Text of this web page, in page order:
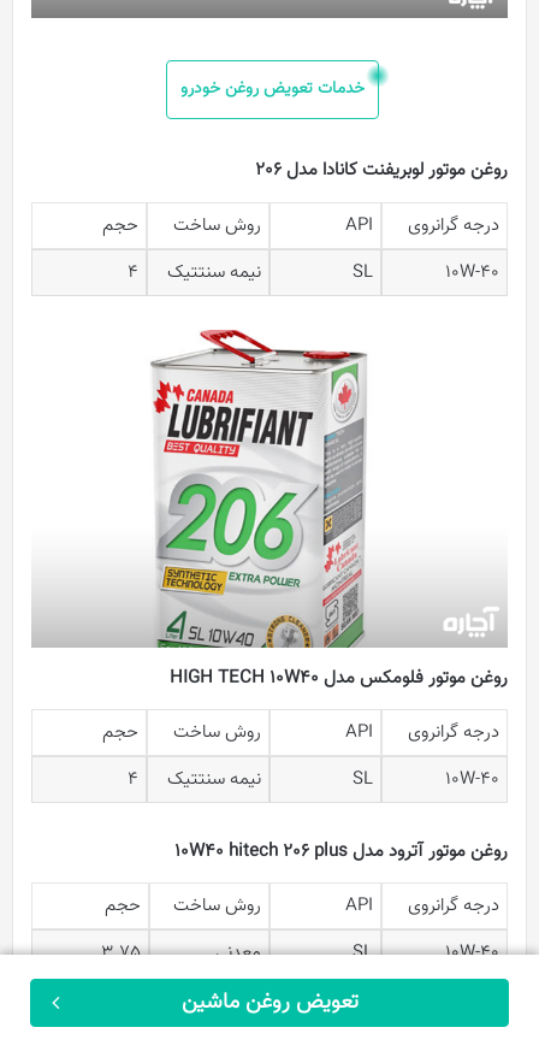
ثبت سفارش
خدمات تعویض روغن خودرو
روغن موتور لوبریفنت کانادا مدل 206
درجه گرانروی
API روش ساخت
حجم
10W-40
SL نیمه سنتتیک 4
روغن موتور فلومکس مدل HIGH TECH 10W40
درجه گرانروی
API روش ساخت
حجم
10W-40
SL نیمه سنتتیک 4
روغن موتور آترود مدل 10W40 hitech 206 plus
درجه گرانروی
API روش ساخت
حجم
10W-40
SL معدنی 3.75
تعویض روغن ماشین